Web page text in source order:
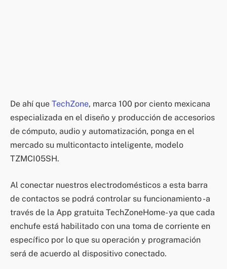
De ahí que TechZone, marca 100 por ciento mexicana
especializada en el diseño y producción de accesorios
de cómputo, audio y automatización, ponga en el
mercado su multicontacto inteligente, modelo
TZMCI05SH.
Al conectar nuestros electrodomésticos a esta barra
de contactos se podrá controlar su funcionamiento -a
través de la App gratuita TechZoneHome- ya que cada
enchufe está habilitado con una toma de corriente en
específico por lo que su operación y programación
será de acuerdo al dispositivo conectado.